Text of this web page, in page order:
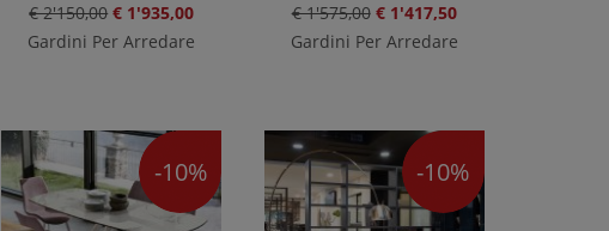
€ 2'150,00 € 1'935,00
Gardini Per Arredare
€ 1'575,00 € 1'417,50
Gardini Per Arredare
-10% -10%